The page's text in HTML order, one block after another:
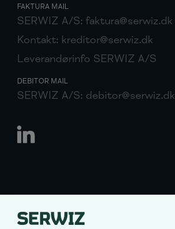
FAKTURA MAIL
SERWIZ A/S: faktura@serwiz.dk
Kontakt: kreditor@serwiz.dk
Leverandørinfo SERWIZ A/S
DEBITOR MAIL
SERWIZ A/S: debitor@serwiz.dk